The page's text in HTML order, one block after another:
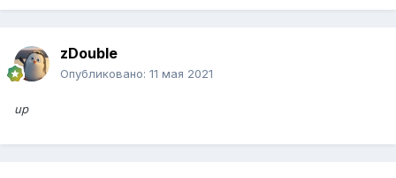
zDouble
Опубликовано: 11 мая 2021
up